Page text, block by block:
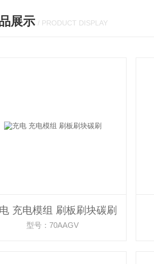
展示 / PRODUCT DISPLAY
充电模组 刷板刷块碳刷
型号：70AAGV